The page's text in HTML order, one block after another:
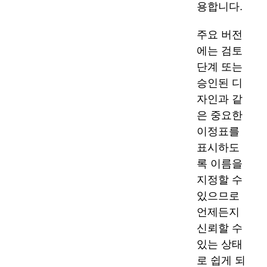
용합니다.
주요 버전
에는 검토
단계 또는
승인된 디
자인과 같
은 중요한
이정표를
표시하도
록 이름을
지정할 수
있으므로
언제든지
신뢰할 수
있는 상태
로 쉽게 되